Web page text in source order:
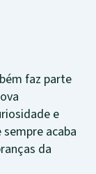
faz parte
e
acaba
da